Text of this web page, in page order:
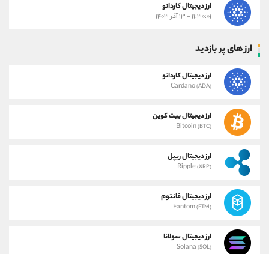
ارز دیجیتال کاردانو
۱۱:۳۰:۰۱ - ۱۳ آذر ۱۴۰۳
ارز های پر بازدید
ارز دیجیتال کاردانو
Cardano(ADA)
ارز دیجیتال بیت کوین
Bitcoin(BTC)
ارز دیجیتال ریپل
Ripple(XRP)
ارز دیجیتال فانتوم
Fantom(FTM)
ارز دیجیتال سولانا
Solana (SOL)